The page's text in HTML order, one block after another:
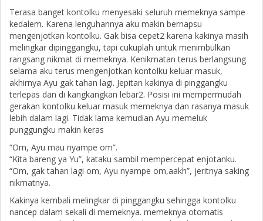
Terasa banget kontolku menyesaki seluruh memeknya sampe
kedalem. Karena lenguhannya aku makin bernapsu
mengenjotkan kontolku. Gak bisa cepet2 karena kakinya masih
melingkar dipinggangku, tapi cukuplah untuk menimbulkan
rangsang nikmat di memeknya. Kenikmatan terus berlangsung
selama aku terus mengenjotkan kontolku keluar masuk,
akhirnya Ayu gak tahan lagi. Jepitan kakinya di pinggangku
terlepas dan di kangkangkan lebar2. Posisi ini mempermudah
gerakan kontolku keluar masuk memeknya dan rasanya masuk
lebih dalam lagi. Tidak lama kemudian Ayu memeluk
punggungku makin keras
“Om, Ayu mau nyampe om”.
“Kita bareng ya Yu”, kataku sambil mempercepat enjotanku.
“Om, gak tahan lagi om, Ayu nyampe om,aakh”, jeritnya saking
nikmatnya.
Kakinya kembali melingkar di pinggangku sehingga kontolku
nancep dalam sekali di memeknya. memeknya otomatis